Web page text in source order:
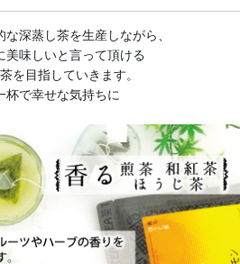
深蒸し茶を生産しながら、
美味しいと言って頂ける
を目指していきます。
杯で幸せな気持ちに